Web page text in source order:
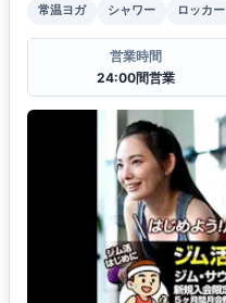
常温ヨガ
シャワー ロッカー
営業時間
24:00間営業